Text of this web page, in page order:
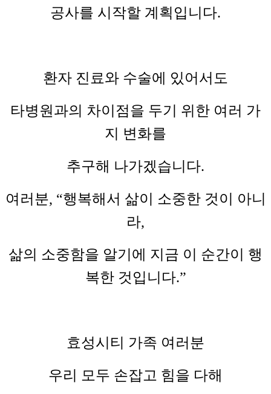
공사를 시작할 계획입니다.
환자 진료와 수술에 있어서도
타병원과의 차이점을 두기 위한 여러 가
지 변화를
추구해 나가겠습니다.
여러분, “행복해서 삶이 소중한 것이 아니
라,
삶의 소중함을 알기에 지금 이 순간이 행
복한 것입니다.”
효성시티 가족 여러분
우리 모두 손잡고 힘을 다해